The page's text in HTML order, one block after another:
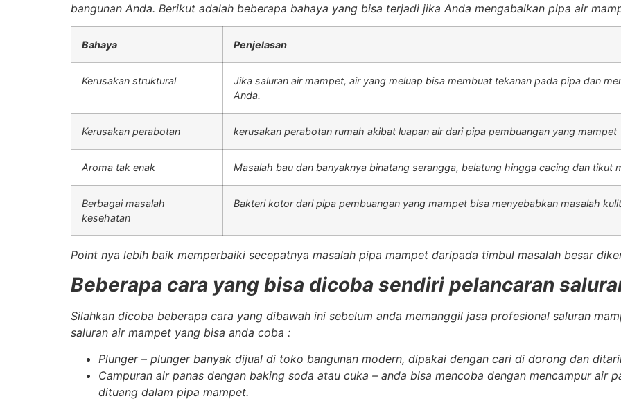
bangunan Anda. Berikut adalah beberapa bahaya yang bisa terjadi jika Anda mengabaikan pipa air
Bahaya Penjelasan
Kerusakan struktural
Jika saluran air mampet, air yang meluap bisa membuat tekanan pada pipa dan
Anda.
Kerusakan perabotan kerusakan perabotan rumah akibat luapan air dari pipa pembuangan yang mampet
Aroma tak enak Masalah bau dan banyaknya binatang serangga, belatung hingga cacing dan tikut
Berbagai masalah
kesehatan
Bakteri kotor dari pipa pembuangan yang mampet bisa menyebabkan masalah
Point nya lebih baik memperbaiki secepatnya masalah pipa mampet daripada timbul masalah besar
Beberapa cara yang bisa dicoba sendiri pelancaran
Silahkan dicoba beberapa cara yang dibawah ini sebelum anda memanggil jasa profesional saluran
saluran air mampet yang bisa anda coba :
Plunger– plunger banyak dijual di toko bangunan modern, dipakai dengan cari di dorong dan
Campuran air panas dengan baking soda atau cuka – anda bisa mencoba dengan mencampur air
dituang dalam pipa mampet.